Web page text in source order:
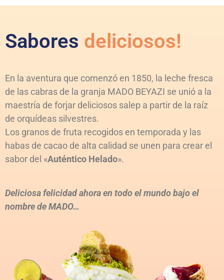
Sabores deliciosos!
En la aventura que comenzó en 1850, la leche fresca
de las cabras de la granja MADO BEYAZI se unió a la
maestría de forjar deliciosos salep a partir de la raíz
de orquídeas silvestres.
Los granos de fruta recogidos en temporada y las
habas de cacao de alta calidad se unen para crear el
sabor del «Auténtico Helado».
Deliciosa felicidad ahora en todo el mundo bajo el
nombre de MADO…